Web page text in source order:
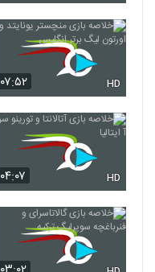
۰۷:۵۲ HD
۰۴:۰۷ HD